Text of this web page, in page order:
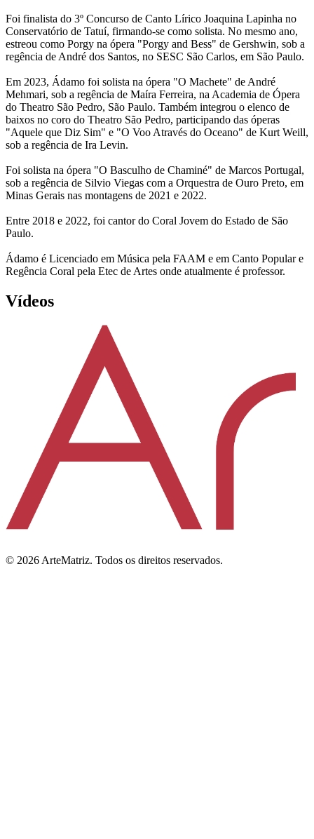
Foi finalista do 3º Concurso de Canto Lírico Joaquina Lapinha no
Conservatório de Tatuí, firmando-se como solista. No mesmo ano,
estreou como Porgy na ópera "Porgy and Bess" de Gershwin, sob a
regência de André dos Santos, no SESC São Carlos, em São Paulo.
Em 2023, Ádamo foi solista na ópera "O Machete" de André
Mehmari, sob a regência de Maíra Ferreira, na Academia de Ópera
do Theatro São Pedro, São Paulo. Também integrou o elenco de
baixos no coro do Theatro São Pedro, participando das óperas
"Aquele que Diz Sim" e "O Voo Através do Oceano" de Kurt Weill,
sob a regência de Ira Levin.
Foi solista na ópera "O Basculho de Chaminé" de Marcos Portugal,
sob a regência de Silvio Viegas com a Orquestra de Ouro Preto, em
Minas Gerais nas montagens de 2021 e 2022.
Entre 2018 e 2022, foi cantor do Coral Jovem do Estado de São
Paulo.
Ádamo é Licenciado em Música pela FAAM e em Canto Popular e
Regência Coral pela Etec de Artes onde atualmente é professor.
Vídeos
© 2026 ArteMatriz. Todos os direitos reservados.